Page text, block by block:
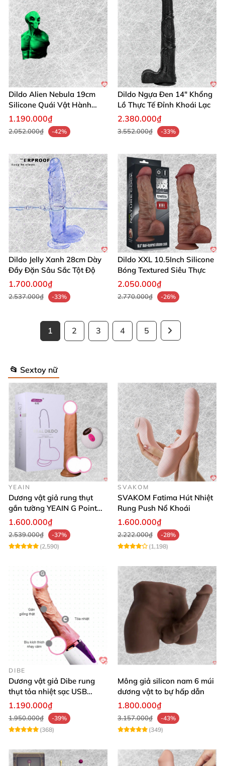
Dildo Alien Nebula 19cm
Silicone Quái Vật Hành
Tinh
1.190.000₫
2.052.000₫ -42%
Dildo Ngựa Đen 14" Khổng
Lồ Thực Tế Đỉnh Khoái Lạc
2.380.000₫
3.552.000₫ -33%
Dildo Jelly Xanh 28cm Dày
Đầy Đặn Sâu Sắc Tột Độ
1.700.000₫
2.537.000₫ -33%
Dildo XXL 10.5Inch Silicone
Bóng Textured Siêu Thực
2.050.000₫
2.770.000₫ -26%
1 2 3 4 5
📂 Sextoy nữ
YEAIN
Dương vật giả rung thụt
gắn tường YEAIN G Point
tỏa nhiệt điều khiển từ xa
1.600.000₫
2.539.000₫
-37%
(2,590)
SVAKOM
SVAKOM Fatima Hút Nhiệt
Rung Push Nổ Khoái
1.600.000₫
2.222.000₫
-28%
(1,198)
DIBE
Dương vật giả Dibe rung
thụt tỏa nhiệt sạc USB
silicon mềm mại
1.190.000₫
1.950.000₫
-39%
(368)
Mông giả silicon nam 6 múi
dương vật to bự hấp dẫn
1.800.000₫
3.157.000₫
-43%
(349)